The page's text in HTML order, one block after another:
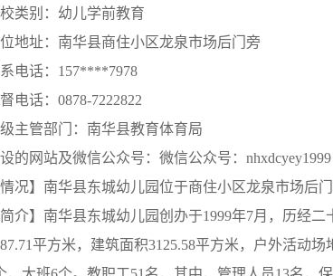
类别：幼儿学前教育
地址：南华县商住小区龙泉市场后门旁
电话：157****7978
电话：0878-7222822
主管部门：南华县教育体育局
的网站及微信公众号：微信公众号：nhxdcyey1999
情况】南华县东城幼儿园位于商住小区龙泉市场后
简介】南华县东城幼儿园创办于1999年7月，历经
平方米，建筑面积3125.58平方米，户外活动